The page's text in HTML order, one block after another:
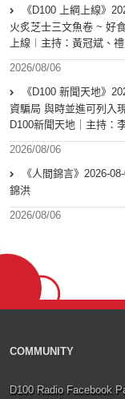
《D100 上綱上線》
火炙芝士三文魚卷 ~ 好
上線︱主持：黃冠斌、
2026/08/06
《D100 新聞天地》
資騙局 與時並進可列入
D100新聞天地｜主持：
2026/08/06
《人間錦言》2026-
錦洪
2026/08/06
COMMUNITY
D100 Radio Facebook